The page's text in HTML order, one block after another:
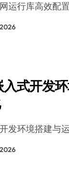
网运行库高效配
式开发
开发环境搭建与